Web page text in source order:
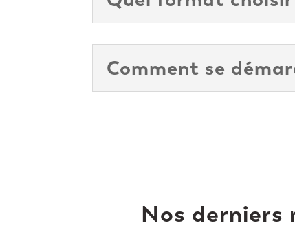
Comment se
Nos